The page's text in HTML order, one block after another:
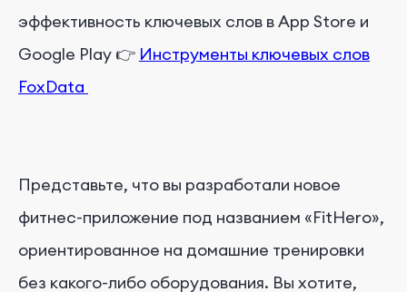
эффективность ключевых слов в App Store и
Google Play 👉 Инструменты ключевых слов
FoxData
Представьте, что вы разработали новое
фитнес-приложение под названием «FitHero»,
ориентированное на домашние тренировки
без какого-либо оборудования. Вы хотите,